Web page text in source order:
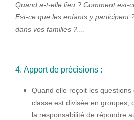
Quand a-t-elle lieu ? Comment est-
Est-ce que les enfants y participent
dans vos familles ?....
4. Apport de précisions :
Quand elle reçoit les
classe est divisée en groupes,
la responsabilité de répondre